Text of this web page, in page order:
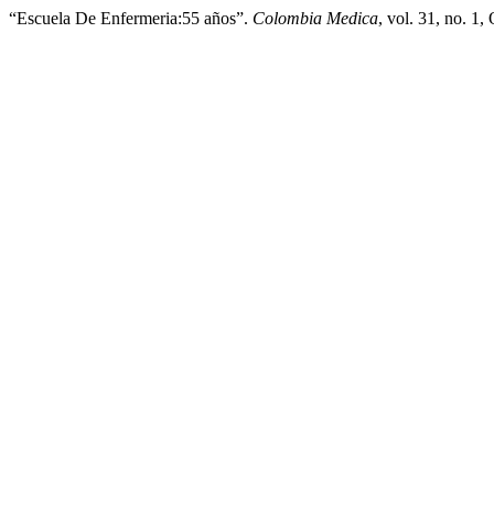
“Escuela De Enfermeria:55 años”. Colombia Medica, vol. 31, no. 1,